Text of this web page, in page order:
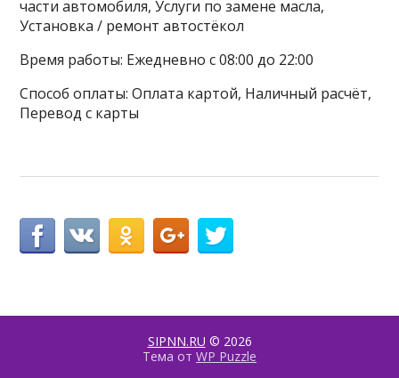
части автомобиля, Услуги по замене масла,
Установка / ремонт автостёкол
Время работы: Ежедневно с 08:00 до 22:00
Способ оплаты: Оплата картой, Наличный расчёт,
Перевод с карты
SIPNN.RU © 2026
Тема от WP Puzzle